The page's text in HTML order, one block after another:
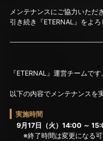
メンテナンスにご協力いただ
引き続き『ETERNAL』をよろ
『ETERNAL』運営チームです
以下の内容でメンテナンスを
実施時間
9月17日（火）14:00 ～
※終了時間は変更になる可